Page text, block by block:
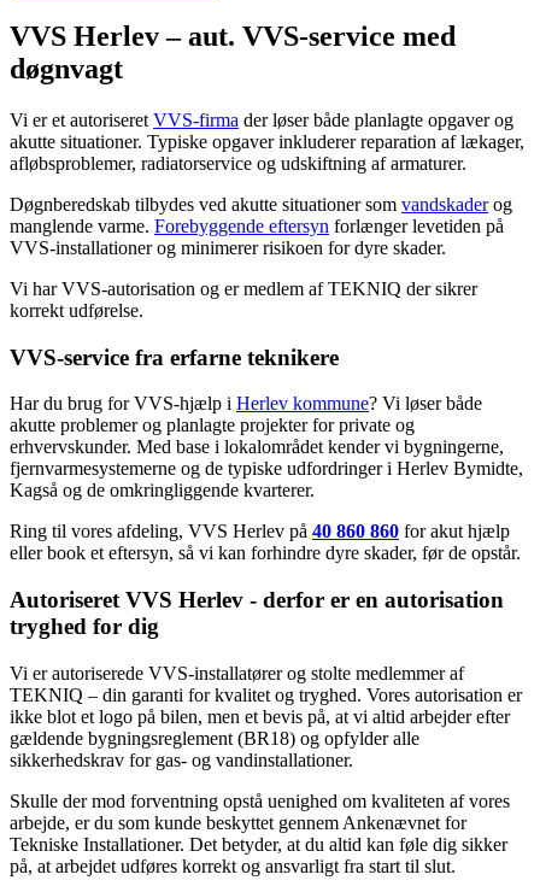
VVS Herlev – aut. VVS-service med
døgnvagt
Vi er et autoriseret VVS-firma der løser både planlagte opgaver og
akutte situationer. Typiske opgaver inkluderer reparation af lækager,
afløbsproblemer, radiatorservice og udskiftning af armaturer.
Døgnberedskab tilbydes ved akutte situationer som vandskaderog
manglende varme. Forebyggende eftersyn forlænger levetiden på
VVS-installationer og minimerer risikoen for dyre skader.
Vi har VVS-autorisation og er medlem af TEKNIQ der sikrer
korrekt udførelse.
VVS-service fra erfarne teknikere
Har du brug for VVS-hjælp i Herlev kommune? Vi løser både
akutte problemer og planlagte projekter for private og
erhvervskunder. Med base i lokalområdet kender vi bygningerne,
fjernvarmesystemerne og de typiske udfordringer i Herlev Bymidte,
Kagså og de omkringliggende kvarterer.
Ring til vores afdeling, VVS Herlev på 40 860 860 for akut hjælp
eller book et eftersyn, så vi kan forhindre dyre skader, før de opstår.
Autoriseret VVS Herlev - derfor er en autorisation
tryghed for dig
Vi er autoriserede VVS-installatører og stolte medlemmer af
TEKNIQ – din garanti for kvalitet og tryghed. Vores autorisation er
ikke blot et logo på bilen, men et bevis på, at vi altid arbejder efter
gældende bygningsreglement (BR18) og opfylder alle
sikkerhedskrav for gas- og vandinstallationer.
Skulle der mod forventning opstå uenighed om kvaliteten af vores
arbejde, er du som kunde beskyttet gennem Ankenævnet for
Tekniske Installationer. Det betyder, at du altid kan føle dig sikker
på, at arbejdet udføres korrekt og ansvarligt fra start til slut.